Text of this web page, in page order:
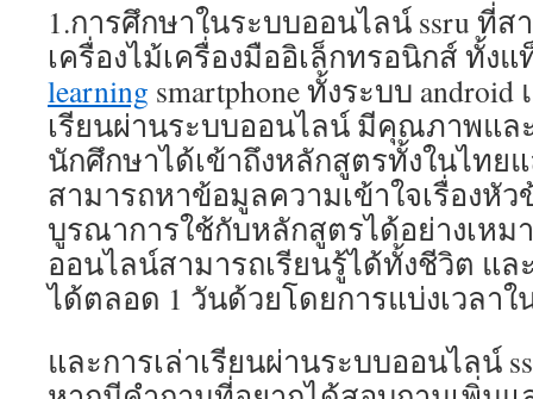
1.การศึกษาในระบบออนไลน์ ssru ที่ส
เครื่องไม้เครื่องมืออิเล็กทรอนิกส์ ทั้งแ
learning smartphone ทั้งระบบ
เรียนผ่านระบบออนไลน์ มีคุณภาพแล
นักศึกษาได้เข้าถึงหลักสูตรทั้งในไทย
สามารถหาข้อมูลความเข้าใจเรื่องหัว
บูรณาการใช้กับหลักสูตรได้อย่างเหม
ออนไลน์สามารถเรียนรู้ได้ทั้งชีวิต แล
ได้ตลอด 1 วันด้วยโดยการแบ่งเวลาใ
และการเล่าเรียนผ่านระบบออนไลน์